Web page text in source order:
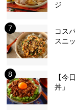
ジ
コス
スニ
【今
丼」